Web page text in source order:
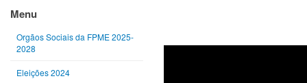
Menu
Orgãos Sociais da FPME 2025-
2028
Eleições 2024